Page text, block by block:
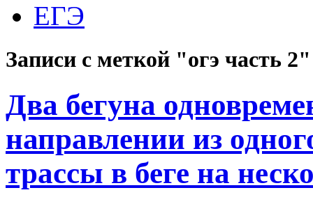
ЕГЭ
Записи с меткой "огэ часть 2"
Два бегуна
направлении из
трассы в беге на